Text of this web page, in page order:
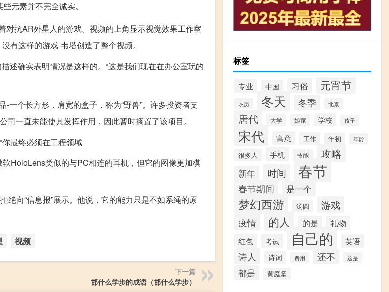
元素并不完全诚实。
对抗AR外星人的游戏。视频的上角显示视觉效果工作室
有这样的游戏-韦塔创造了整个视频。
述确实表明情况是这样的。“这是我们现在在办公室玩的
-一个长方形，肩宽的盒子，称为“野兽”。许多投资者支
一直未能使其发挥作用，因此暂时搁置了该项目。
你最终必须在工程领域
HoloLens类似的与PC相连的耳机，但它的图像更加模
绝向“信息报”展示。他说，它的能力只是不如系绳的原
视频
下一篇
邯什么学步的成语（邯什么学步）
标签
专业 中国 习俗 元宵节
农历 冬天 冬季 北京
唐代 大学 娘家 学校 孩子
宋代 寓意 工作 年初 年龄
很多人 手机 技能 攻略
新年 时间 春节
春节期间 是一个
梦幻西游 汤圆 游戏
疫情 的人 的是 礼物
红包 考试 自己的 英语
诗人 诗词 费用 还不 这是
都是 黄庭坚